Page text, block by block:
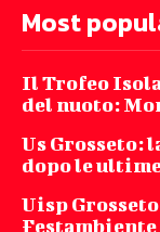
Most
Il Trofeo
del nuoto:
Us Grosseto:
dopo le
Uisp
Festambiente